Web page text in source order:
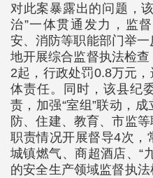
对此案暴露出的问题，
治”一体贯通发力，监
安、消防等职能部门举
地开展综合监督执法检
2起，行政处罚0.8万元
体责任。同时，该县纪
责，加强“室组”联动，
防、住建、教育、市监
职责情况开展督导4次，
城镇燃气、商超酒店、“
的安全生产领域监督执